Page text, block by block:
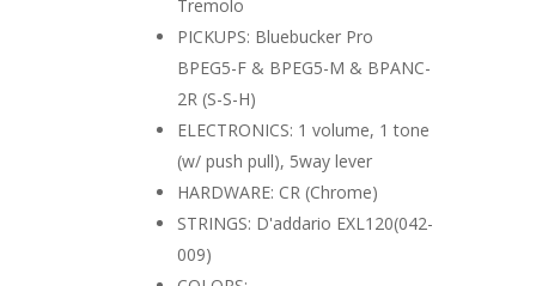
Tremolo
PICKUPS: Bluebucker Pro
BPEG5-F & BPEG5-M & BPANC-
2R (S-S-H)
ELECTRONICS: 1 volume, 1 tone
(w/ push pull), 5way lever
HARDWARE: CR (Chrome)
STRINGS: D'addario EXL120(042-
009)